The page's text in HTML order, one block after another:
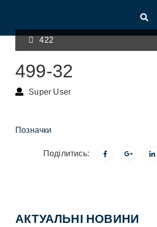
422
499-32
Super User
Позначки
Поділитись:
АКТУАЛЬНІ НОВИНИ